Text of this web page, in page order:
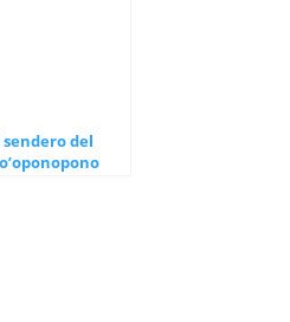
sendero del